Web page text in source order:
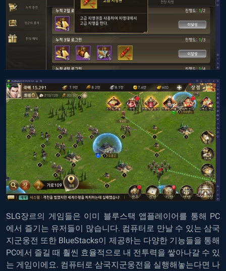
SLG장르의 게임들은 이미 블루스택 앱플레이어를 통해 PC
에서 즐기는 유저들이 많습니다. 컴퓨터로 만날 수 있는 삼국
지군웅전 또한 BlueStacks이 제공하는 다양한 기능들을 통해
PC에서 즐길 때 훨씬 효율적으로 내 전투력을 쌓아나갈 수 있
는 게임이에요. 컴퓨터로 삼국지군웅전을 실행해놓는다면 나